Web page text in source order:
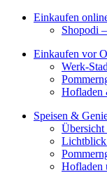
Einkaufen
Shopodi
Einkaufen vor
Werk-
Hofladen
Speisen &
Übersicht
Lichtblick
Hofladen